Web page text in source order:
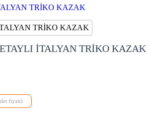
İTALYAN TRİKO KAZAK
fiyatı)